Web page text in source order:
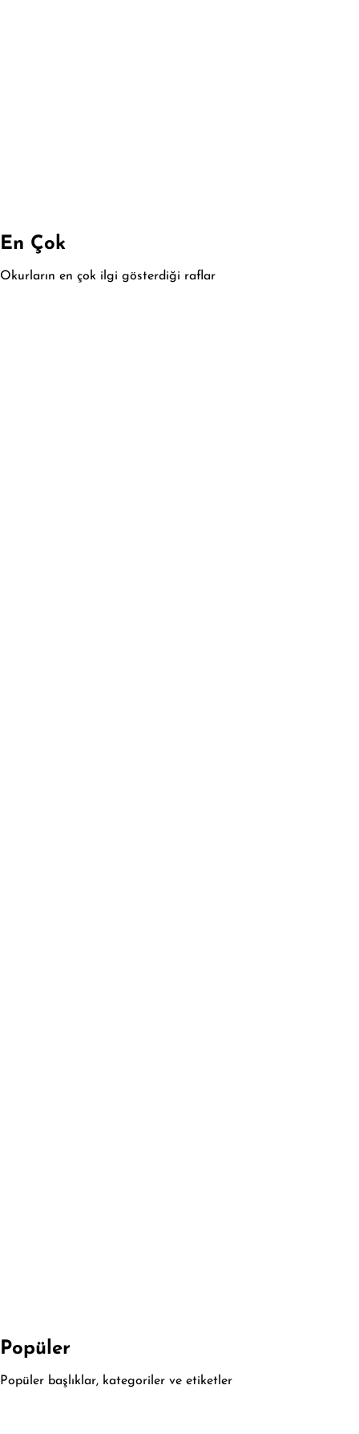
En Çok
Okurların en çok ilgi gösterdiği raflar
Popüler
Popüler başlıklar, kategoriler ve etiketler